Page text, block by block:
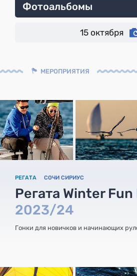
Фотоальбомы
15 октября
МЕРОПРИЯТИЯ
РЕГАТА СОЧИ СИРИУС
Регата Winter Fun
2023/24
Гонки для новичков и начинающих